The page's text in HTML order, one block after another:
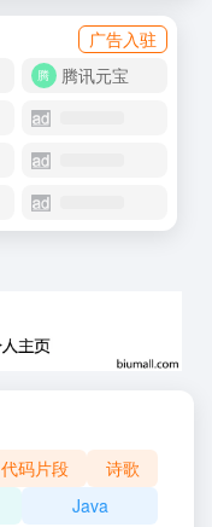
广告入驻
腾讯元宝
代码片段
诗歌
Java